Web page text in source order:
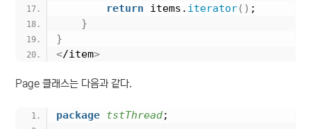
return items. iterator() ;
}
}
</item>
Page 클래스는 다음과 같다.
package tstThread;